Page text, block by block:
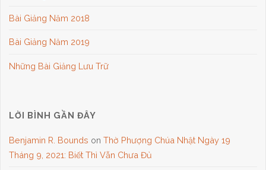
Bài Giảng Năm 2018
Bài Giảng Năm 2019
Những Bài Giảng Lưu Trữ
LỜI BÌNH GẦN ĐÂY
Benjamin R. Bounds onThờ Phượng Chúa Nhật Ngày 19
Tháng 9, 2021: Biết Thì Vẫn Chưa Đủ